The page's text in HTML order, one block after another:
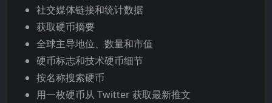
社交媒体链接和统计数据
获取硬币摘要
全球主导地位、数量和市值
硬币标志和技术硬币细节
按名称搜索硬币
用一枚硬币从 Twitter 获取最新推文